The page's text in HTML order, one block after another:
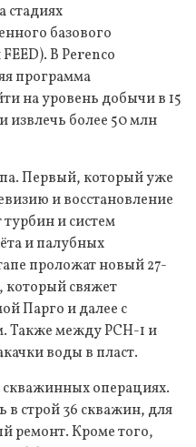
стадиях
базового
В Perenco
программа
на уровень добычи в 15
извлечь более 50 млн
Первый, который уже
и восстановление
и систем
и палубных
проложат новый 27-
свяжет
Парго и далее с
Также между PCH-1 и
воды в пласт.
скважинных операциях.
в строй 36 скважин, для
ремонт. Кроме того,